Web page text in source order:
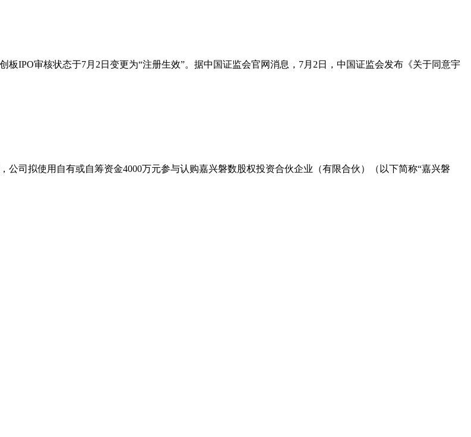
IPO审核状态于7月2日变更为“注册生效”。据中国证监会官网消息，7月2日，中国证监会发布《关于同意宇
司拟使用自有或自筹资金4000万元参与认购嘉兴磐数股权投资合伙企业（有限合伙）（以下简称“嘉兴磐